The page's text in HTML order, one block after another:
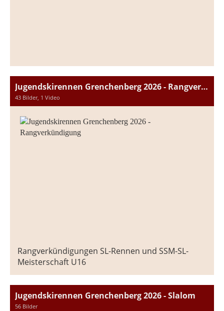
Jugendskirennen Grenchenberg 2026 - Rangverkündigung
43 Bilder, 1 Video
Rangverkündigungen SL-Rennen und SSM-SL-
Meisterschaft U16
Jugendskirennen Grenchenberg 2026 - Slalom
56 Bilder